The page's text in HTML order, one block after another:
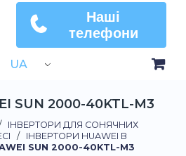
Наші
телефони
UA
SUN 2000-40KTL-M3
ІНВЕРТОРИ ДЛЯ СОНЯЧНИХ
/
ІНВЕРТОРИ HUAWEI В
SUN 2000-40KTL-M3